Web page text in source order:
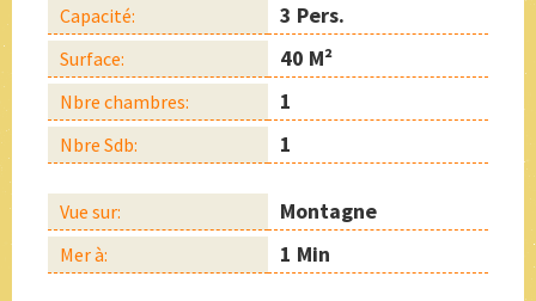
Capacité: 3 Pers.
Surface: 40 M²
Nbre chambres: 1
Nbre Sdb: 1
Vue sur: Montagne
Mer à: 1 Min